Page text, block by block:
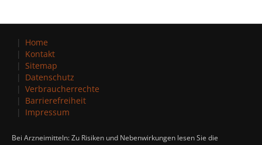
Home
Kontakt
Sitemap
Datenschutz
Verbraucherrechte
Barrierefreiheit
Impressum
Bei Arzneimitteln: Zu Risiken und Nebenwirkungen lesen Sie die